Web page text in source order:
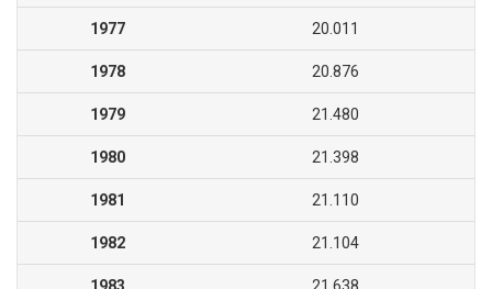
1977 20.011
1978 20.876
1979 21.480
1980 21.398
1981 21.110
1982 21.104